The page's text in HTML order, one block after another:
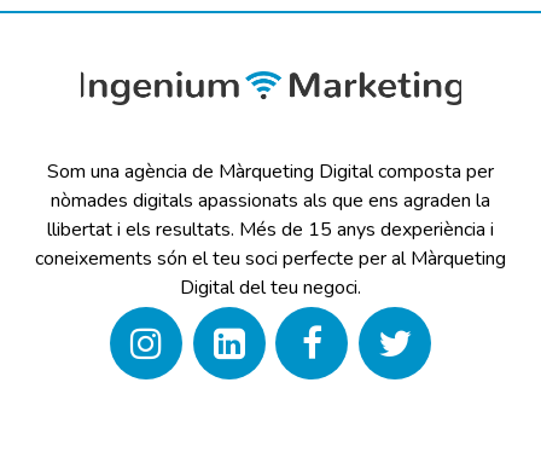
Som una agència de Màrqueting Digital composta per
nòmades digitals apassionats als que ens agraden la
llibertat i els resultats. Més de 15 anys dexperiència i
coneixements són el teu soci perfecte per al Màrqueting
Digital del teu negoci.